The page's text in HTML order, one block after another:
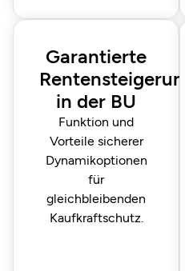
Garantierte
Rentensteigerung
in der BU
Funktion und
Vorteile sicherer
Dynamikoptionen
für
gleichbleibenden
Kaufkraft­schutz.